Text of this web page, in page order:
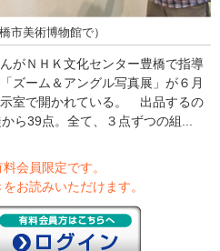
市美術博物館で）
がＮＨＫ文化センター豊橋で指導
ズーム＆アングル写真展」が６月
室で開かれている。 出品するの
ら39点。全て、３点ずつの組...
会員限定です。
お読みいただけます。